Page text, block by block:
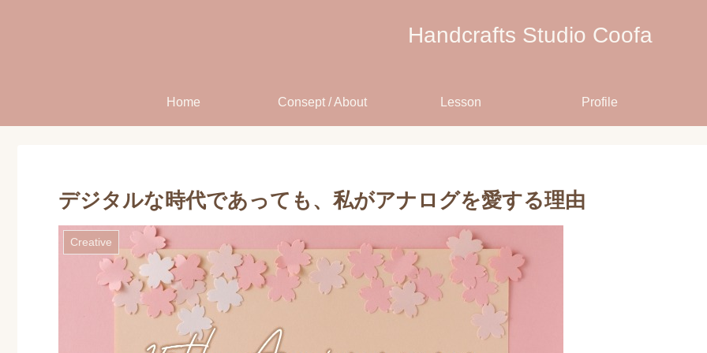
Handcrafts Studio Coofa
Home Consept / About Lesson Profile
デジタルな時代であっても、私がアナログを愛する理由
Creative